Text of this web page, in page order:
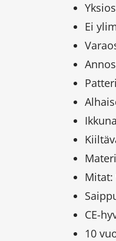
Ei
Mitat:
CE-
10